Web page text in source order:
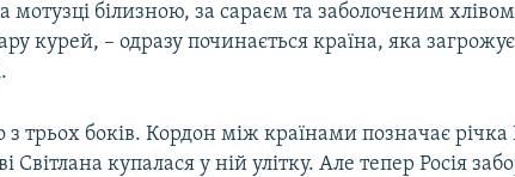
мотузці білизною, за сараєм та заболоченим
курей, – одразу починається країна, яка загрожує
з трьох боків. Кордон між країнами позначає
Світлана купалася у ній улітку. Але тепер Росія